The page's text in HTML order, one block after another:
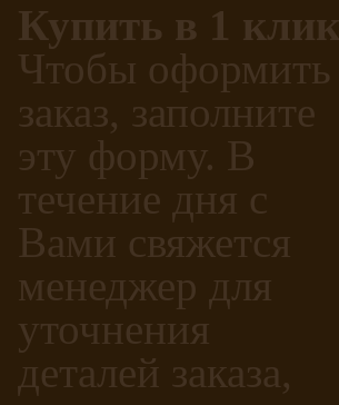
Купить в 1 клик
Чтобы оформить
заказ, заполните
эту форму. В
течение дня с
Вами свяжется
менеджер для
уточнения
деталей заказа,